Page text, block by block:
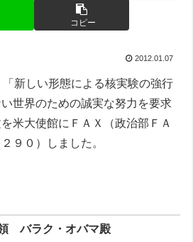
コピー
2012.01.07
新しい形態による核実験の強行
世界のための誠実な努力を要求
米大使館にＦＡＸ（政治部ＦＡ
９０）しました。
バラク・オバマ殿